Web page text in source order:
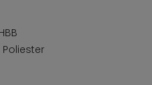
Poliester